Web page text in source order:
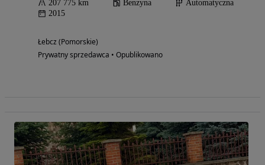
207 775 km Benzyna
Automatyczna
2015
Łebcz (Pomorskie)
Prywatny sprzedawca • Opublikowano